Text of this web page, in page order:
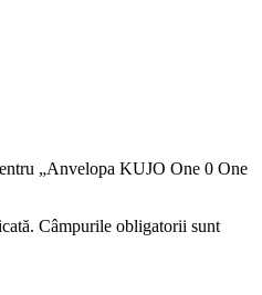
„Anvelopa KUJO One 0 One
Câmpurile obligatorii sunt